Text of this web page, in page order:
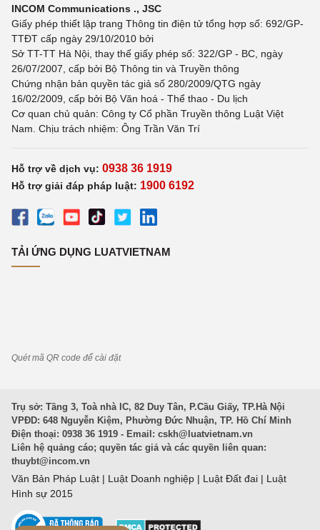
INCOM Communications ., JSC
Giấy phép thiết lập trang Thông tin điện tử tổng hợp số: 692/GP-
TTĐT cấp ngày 29/10/2010 bởi
Sở TT-TT Hà Nội, thay thế giấy phép số: 322/GP - BC, ngày
26/07/2007, cấp bởi Bộ Thông tin và Truyền thông
Chứng nhận bản quyền tác giả số 280/2009/QTG ngày
16/02/2009, cấp bởi Bộ Văn hoá - Thể thao - Du lịch
Cơ quan chủ quản: Công ty Cổ phần Truyền thông Luật Việt
Nam. Chịu trách nhiệm: Ông Trần Văn Trí
Hỗ trợ về dịch vụ: 0938 36 1919
Hỗ trợ giải đáp pháp luật: 1900 6192
TẢI ỨNG DỤNG LUATVIETNAM
Quét mã QR code để cài đặt
Trụ sở: Tầng 3, Toà nhà IC, 82 Duy Tân, P.Cầu Giấy, TP.Hà Nội
VPĐD: 648 Nguyễn Kiệm, Phường Đức Nhuận, TP. Hồ Chí Minh
Điện thoại: 0938 36 1919 - Email: cskh@luatvietnam.vn
Liên hệ quảng cáo; quyền tác giả và các quyền liên quan:
thuybt@incom.vn
Văn Bản Pháp Luật | Luật Doanh nghiệp | Luật Đất đai | Luật
Hình sự 2015